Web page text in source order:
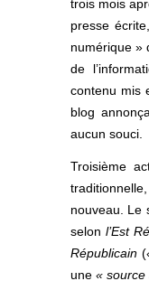
trois mois
presse
numérique »
de
contenu mis
blog
aucun souci.
Troisième
nouveau. Le
selon l’Est
Républicain (
une« source